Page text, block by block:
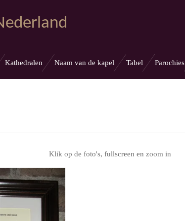
Kathedralen Naam van de kapel Tabel Parochies
Klik op de foto's, fullscreen en zoom in